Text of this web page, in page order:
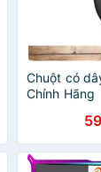
Chuột có
Chính Hãng